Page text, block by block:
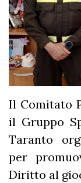
Il Comitato
il Gruppo
Taranto
per
Diritto al